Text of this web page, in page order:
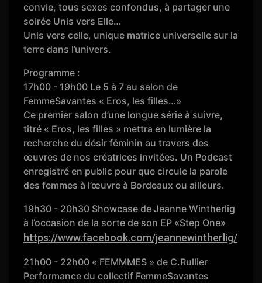
convie, tous sexes confondus, à partager une
soirée Unis vers Elle…
Unis vers celle, unique matrice universelle sur la
terre dans l’univers.
Programme :
17h00 - 19h00 Le 5 à 7 au salon de
FemmeSavantes « Eros, les filles…»
Ce premier salon d’une longue série à suivre,
titré « Eros, les filles » mettra en lumière la
recherche du désir féminin au travers des
œuvres de nos créatrices invitées. Un Podcast
enregistré en public pour que circule la parole
des femmes à l’œuvre à Bordeaux ou ailleurs.
19h30 - 20h30 Showcase de Jeanne Wintherlig
à l’occasion de la sorte de son EP «Step One»
https://www.facebook.com/jeannewintherlig/
21h00 - 22h00 « FEMMMES » de C.Rullier
Performance du collectif FemmeSavantes